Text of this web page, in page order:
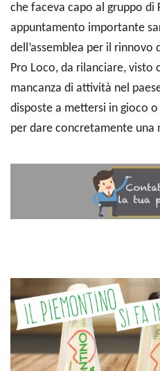
che faceva capo al gruppo di
appuntamento importante
dell’assemblea per il rinnovo
Pro Loco, da rilanciare, visto
mancanza di attività nel
disposte a mettersi in gioco
per dare concretamente una